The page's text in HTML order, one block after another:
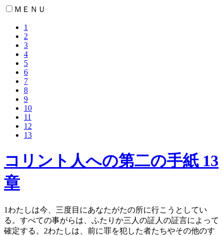
ＭＥＮＵ
1
2
3
4
5
6
7
8
9
10
11
12
13
コリント人への第二の手紙 13
章
1 わたしは今、三度目にあなたがたの所に行こうとしてい
る。すべての事がらは、ふたりか三人の証人の証言によって
確定する。 2わたしは、前に罪を犯した者たちやその他のす